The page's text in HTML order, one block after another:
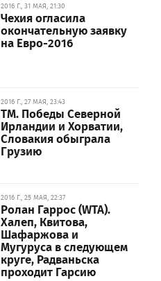
2016 Г., 31 МАЯ, 21:30
Чехия огласила
окончательную заявку
на Евро-2016
2016 Г., 27 МАЯ, 23:43
ТМ. Победы Северной
Ирландии и Хорватии,
Словакия обыграла
Грузию
2016 Г., 25 МАЯ, 22:37
Ролан Гаррос (WTA).
Халеп, Квитова,
Шафаржова и
Мугуруса в следующем
круге, Радваньска
проходит Гарсию